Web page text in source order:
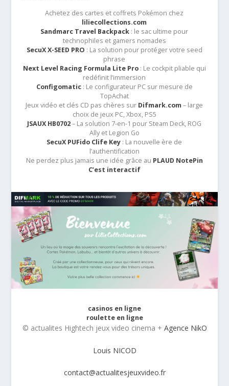
Achetez des cartes et coffrets Pokémon chez
liliecollections.com
Sandmarc Travel Backpack : le sac ultime pour
technophiles et gamers nomades
SecuX X-SEED PRO : La solution pour protéger votre seed
phrase
Next Level Racing Formula Lite Pro: Le cockpit pliable qui
redéfinit l’immersion
Configomatic: Le configurateur PC sur mesure de
TopAchat
Jeux vidéo et clés CD pas chères sur Difmark.com – large
choix de jeux PC, Xbox, PS5
JSAUX HB0702– La solution 7-en-1 pour Steam Deck, ROG
Ally et Legion Go
SecuX PUFido Clife Key : La nouvelle ère de
l’authentification
Ne perdez plus jamais une idée grâce au PLAUD NotePin
C’est interactif
casinos en ligne
roulette en ligne
© actualites Hightech jeux video cinema + Agence NikO
Louis NICOD
contact@actualitesjeuxvideo.fr